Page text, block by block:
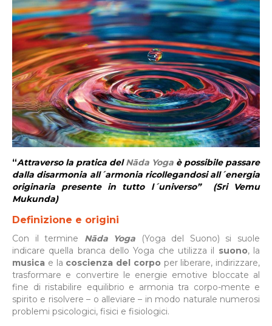
“Attraverso la pratica delNāda Yoga è possibile passare
dalla disarmonia all´armonia ricollegandosi all´energia
originaria presente in tutto l´universo” (Sri Vemu
Mukunda)
Definizione e origini
Con il termine Nāda Yoga (Yoga del Suono) si suole
indicare quella branca dello Yoga che utilizza il suono, la
musica e la coscienza del corpo per liberare, indirizzare,
trasformare e convertire le energie emotive bloccate al
fine di ristabilire equilibrio e armonia tra corpo-mente e
spirito e risolvere – o alleviare – in modo naturale numerosi
problemi psicologici, fisici e fisiologici.